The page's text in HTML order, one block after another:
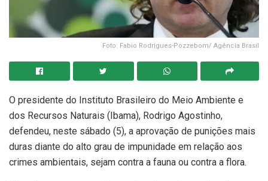
Foto: Fabio Rodrigues-Pozzebom/ Agência Brasil
O presidente do Instituto Brasileiro do Meio Ambiente e
dos Recursos Naturais (Ibama), Rodrigo Agostinho,
defendeu, neste sábado (5), a aprovação de punições mais
duras diante do alto grau de impunidade em relação aos
crimes ambientais, sejam contra a fauna ou contra a flora.